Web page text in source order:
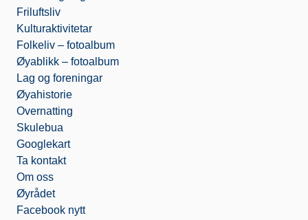
Friluftsliv
Kulturaktivitetar
Folkeliv – fotoalbum
Øyablikk – fotoalbum
Lag og foreningar
Øyahistorie
Overnatting
Skulebua
Googlekart
Ta kontakt
Om oss
Øyrådet
Facebook nytt